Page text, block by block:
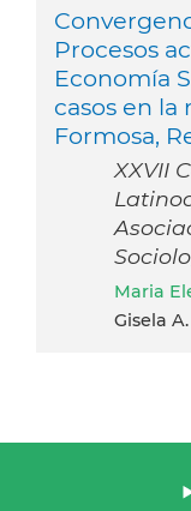
Procesos
Economía
casos en
Formosa,
XXVII
Maria
Gisela